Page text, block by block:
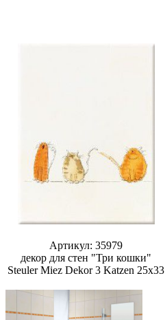
Артикул: 35979
декор для стен "Три кошки"
Steuler Miez Dekor 3 Katzen 25x33